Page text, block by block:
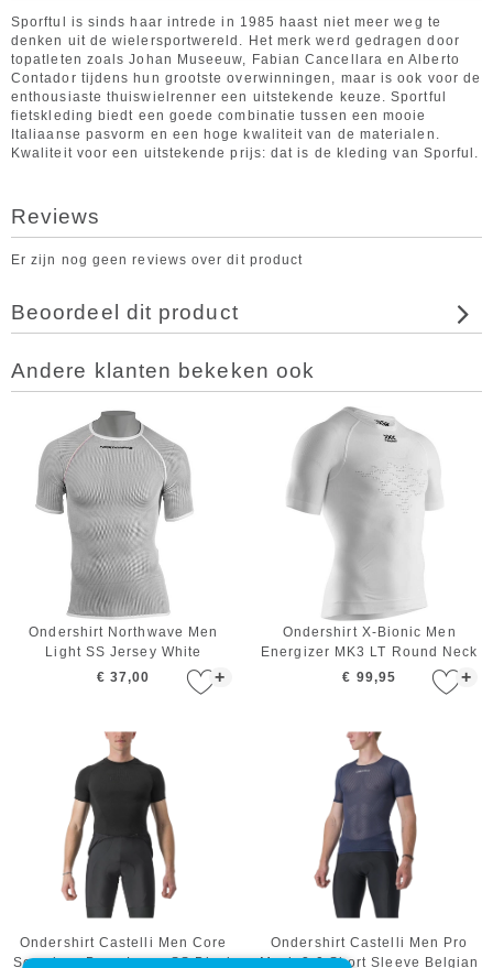
Sporftul is sinds haar intrede in 1985 haast niet meer weg te
denken uit de wielersportwereld. Het merk werd gedragen door
topatleten zoals Johan Museeuw, Fabian Cancellara en Alberto
Contador tijdens hun grootste overwinningen, maar is ook voor de
enthousiaste thuiswielrenner een uitstekende keuze. Sportful
fietskleding biedt een goede combinatie tussen een mooie
Italiaanse pasvorm en een hoge kwaliteit van de materialen.
Kwaliteit voor een uitstekende prijs: dat is de kleding van Sporful.
Reviews
Er zijn nog geen reviews over dit product
Beoordeel dit product
Andere klanten bekeken ook
+
Ondershirt Northwave Men
Light SS Jersey White
€ 37,00
+
Ondershirt X-Bionic Men
Energizer MK3 LT Round Neck
SS White Grey
€ 99,95
Ondershirt Castelli Men Core
Seamless Base Layer SS Black
Ondershirt Castelli Men Pro
Mesh 2.0 Short Sleeve Belgian